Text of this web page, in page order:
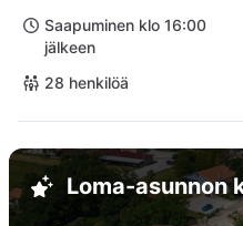
Saapuminen klo 16:00
jälkeen
28 henkilöä
Loma-asunnon